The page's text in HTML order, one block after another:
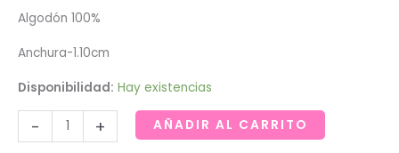
Algodón 100%
Anchura-1.10cm
Disponibilidad: Hay existencias
-
Marmoleado
en
+ AÑADIR AL CARRITO